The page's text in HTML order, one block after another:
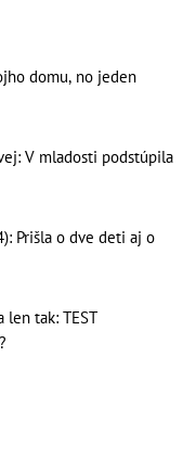
domu, no jeden
V mladosti podstúpila
Prišla o dve deti aj o
len tak: TEST